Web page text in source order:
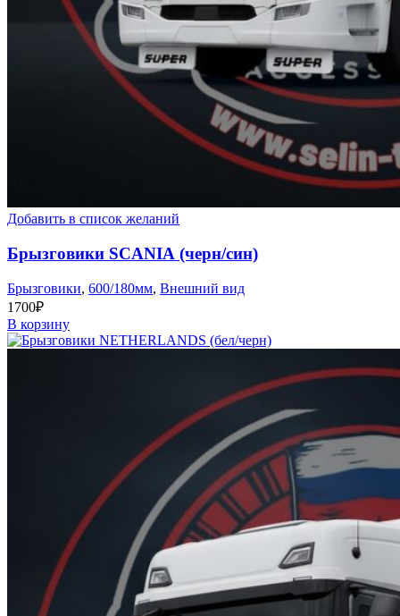
Добавить в список желаний
Брызговики SCANIA (черн/син)
Брызговики, 600/180мм, Внешний вид
1700₽
В корзину